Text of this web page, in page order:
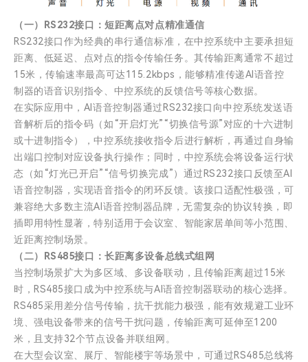
（一）RS232接口：短距离点对点精准通信
RS232接口作为经典的串行通信标准，在中控系统中主要承担短
距离、低延迟、点对点的指令传输任务。其传输距离通常不超过
15米，传输速率最高可达115.2kbps，能够精准传递AI语音控
制器的语音识别指令、中控系统的反馈信号等核心数据。
在实际应用中，AI语音控制器通过RS232接口向中控系统发送语
音解析后的指令码（如“开启灯光”“切换信号源”对应的十六进制
或十进制指令），中控系统接收指令后进行解析，再通过自身输
出端口控制对应设备执行操作；同时，中控系统会将设备运行状
态（如“灯光已开启”“信号切换完成”）通过RS232接口反馈至AI
语音控制器，实现语音指令的闭环反馈。该接口适配性极强，可
兼容绝大多数主流AI语音控制器品牌，无需复杂的协议转换，即
插即用特性显著，特别适用于会议室、智能家居单间等小范围、
近距离控制场景。
（二）RS485接口：长距离多设备总线式组网
当控制场景扩大为多区域、多设备联动，且传输距离超过15米
时，RS485接口成为中控系统与AI语音控制器联动的核心选择。
RS485采用差分信号传输，抗干扰能力极强，能有效规避工业环
境、强电设备带来的信号干扰问题，传输距离可延伸至1200
米，且支持32个节点设备并联组网。
在大型会议室、展厅、智能楼宇等场景中，可通过RS485总线将